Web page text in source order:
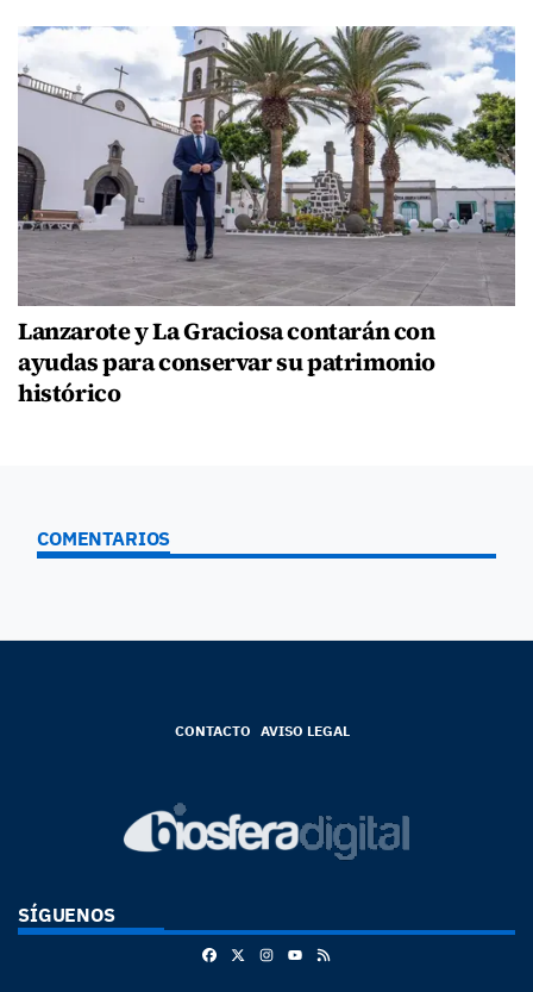
Lanzarote y La Graciosa contarán con
ayudas para conservar su patrimonio
histórico
COMENTARIOS
CONTACTO AVISO LEGAL
SÍGUENOS
FacebookInstagram